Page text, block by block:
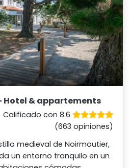
Hotel & appartements
Calificado con 8.6
(663 opiniones)
medieval de Noirmoutier,
un entorno tranquilo en un